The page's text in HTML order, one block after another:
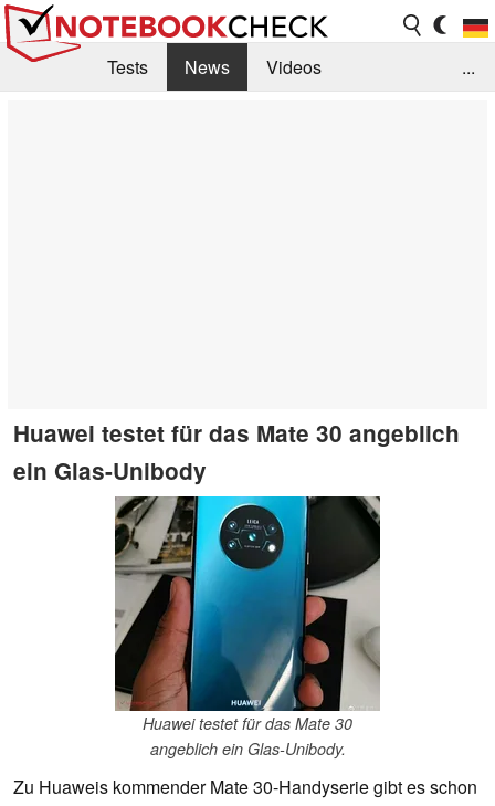
Tests News
Videos
...
Huawei testet für das Mate 30 angeblich
ein Glas-Unibody
Huawei testet für das Mate 30
angeblich ein Glas-Unibody.
Zu Huaweis kommender Mate 30-Handyserie gibt es schon